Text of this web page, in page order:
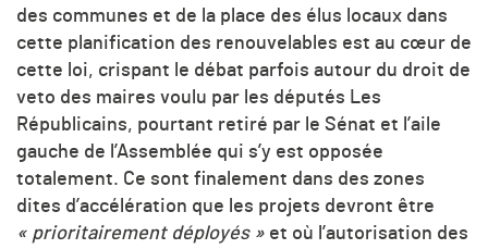
des communes et de la place des élus locaux dans
cette planification des renouvelables est au cœur de
cette loi, crispant le débat parfois autour du droit de
veto des maires voulu par les députés Les
Républicains, pourtant retiré par le Sénat et l’aile
gauche de l’Assemblée qui s’y est opposée
totalement. Ce sont finalement dans des zones
dites d’accélération que les projets devront être
« prioritairement déployés » et où l’autorisation des